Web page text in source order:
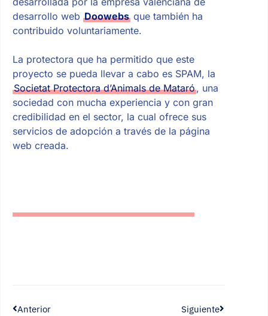
desarrollo web Doowebsque también ha
contribuido voluntariamente.
La protectora que ha permitido que este
proyecto se pueda llevar a cabo es SPAM, la
Societat Protectora d’Animals de Mataró, una
sociedad con mucha experiencia y con gran
credibilidad en el sector, la cual ofrece sus
servicios de adopción a través de la página
web creada.
Anterior Siguiente